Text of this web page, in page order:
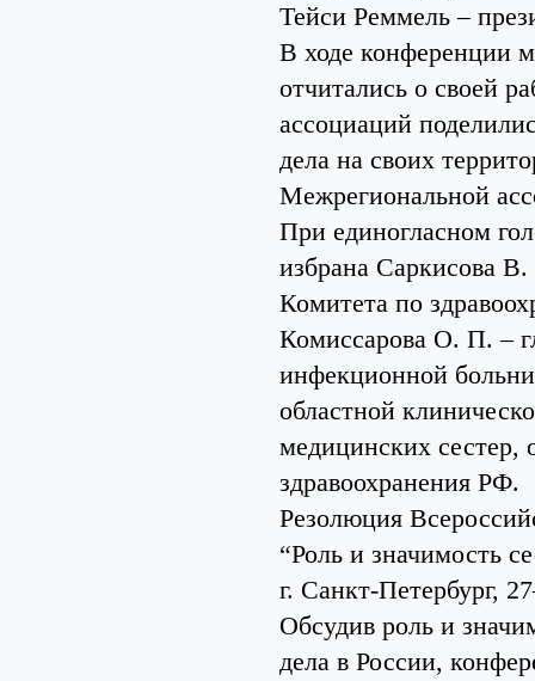
Тейси Реммель –
В ходе конференции
отчитались о своей
ассоциаций
дела на своих
Межрегиональной
При единогласном
избрана Саркисова
Комитета по
Комиссарова О. П. –
инфекционной
областной
медицинских сестер,
здравоохранения РФ.
Резолюция
“Роль и значимость
г. Санкт-Петербург,
Обсудив роль и
дела в России,